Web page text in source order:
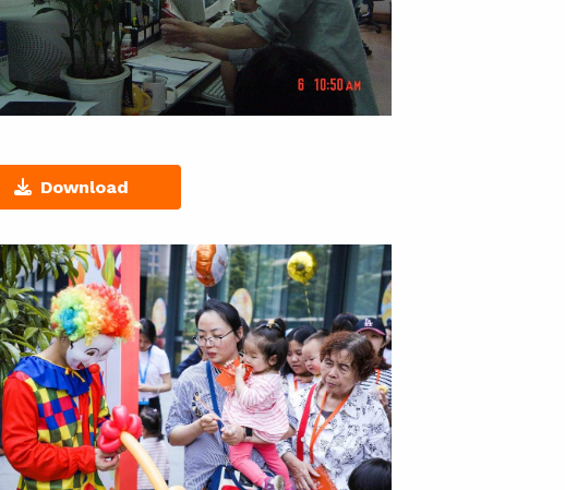
Download